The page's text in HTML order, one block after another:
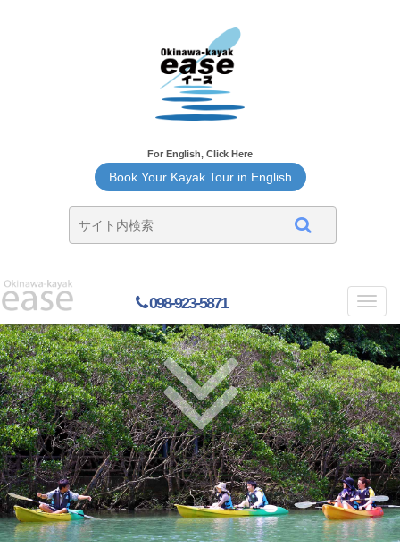
For English, Click Here
Book Your Kayak Tour in English
098-923-5871